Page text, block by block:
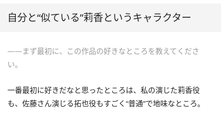
自分と“似ている”莉香というキャラクター
――まず最初に、この作品の好きなところを教えてくださ
い。
一番最初に好きだなと思ったところは、私の演じた莉香役
も、佐藤さん演じる拓也役もすごく“普通”で地味なところ。